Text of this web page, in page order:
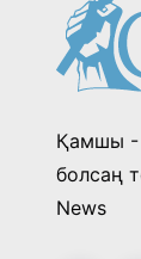
Қамшы -
болсаң
News